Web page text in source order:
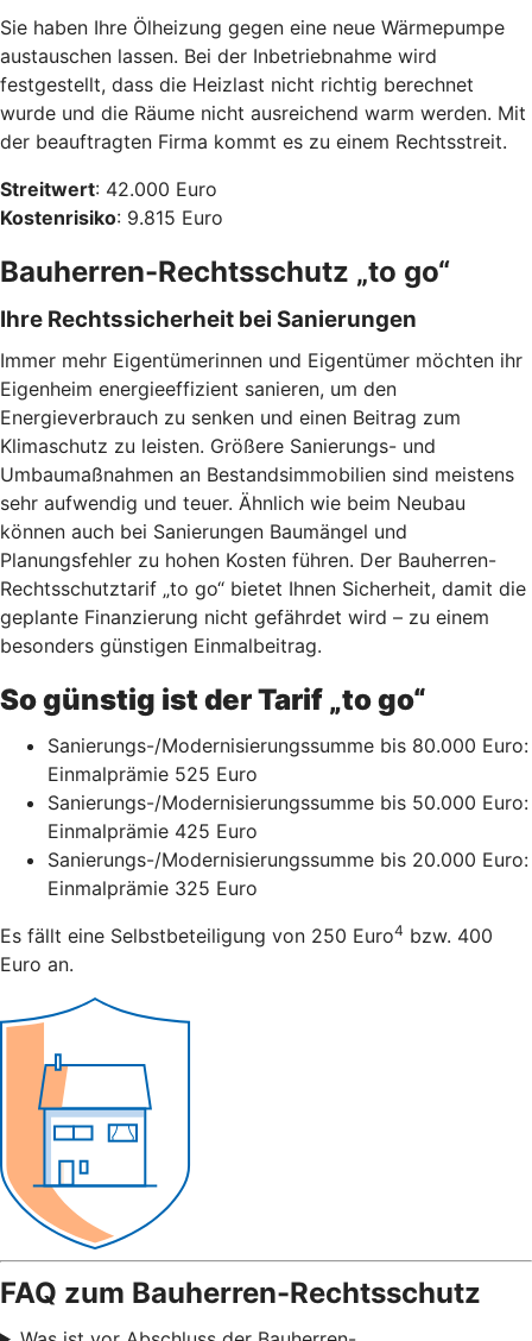
Sie haben Ihre Ölheizung gegen eine neue Wärmepumpe
austauschen lassen. Bei der Inbetriebnahme wird
festgestellt, dass die Heizlast nicht richtig berechnet
wurde und die Räume nicht ausreichend warm werden. Mit
der beauftragten Firma kommt es zu einem Rechtsstreit.
Streitwert: 42.000 Euro
Kostenrisiko: 9.815 Euro
Bauherren-Rechtsschutz „to go“
Ihre Rechtssicherheit bei Sanierungen
Immer mehr Eigentümerinnen und Eigentümer möchten ihr
Eigenheim energieeffizient sanieren, um den
Energieverbrauch zu senken und einen Beitrag zum
Klimaschutz zu leisten. Größere Sanierungs- und
Umbaumaßnahmen an Bestandsimmobilien sind meistens
sehr aufwendig und teuer. Ähnlich wie beim Neubau
können auch bei Sanierungen Baumängel und
Planungsfehler zu hohen Kosten führen. Der Bauherren-
Rechtsschutztarif „to go“ bietet Ihnen Sicherheit, damit die
geplante Finanzierung nicht gefährdet wird – zu einem
besonders günstigen Einmalbeitrag.
So günstig ist der Tarif „to go“
Sanierungs-/Modernisierungssumme bis 80.000 Euro:
Einmalprämie 525 Euro
Sanierungs-/Modernisierungssumme bis 50.000 Euro:
Einmalprämie 425 Euro
Sanierungs-/Modernisierungssumme bis 20.000 Euro:
Einmalprämie 325 Euro
Es fällt eine Selbstbeteiligung von 250 Euro4 bzw. 400
Euro an.
FAQ zum Bauherren-Rechtsschutz